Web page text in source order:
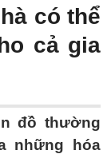
có thể
cả gia
đồ thường
những hóa